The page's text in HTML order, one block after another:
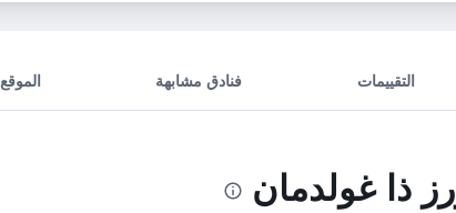
التقييمات فنادق مشابهة الموقع